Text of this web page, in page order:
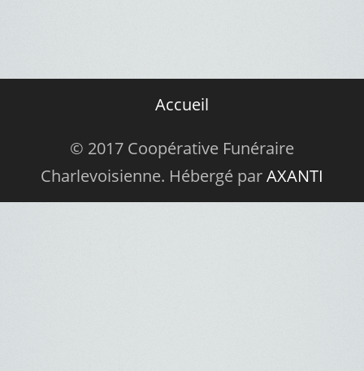
Accueil
© 2017 Coopérative Funéraire
Charlevoisienne. Hébergé parAXANTI